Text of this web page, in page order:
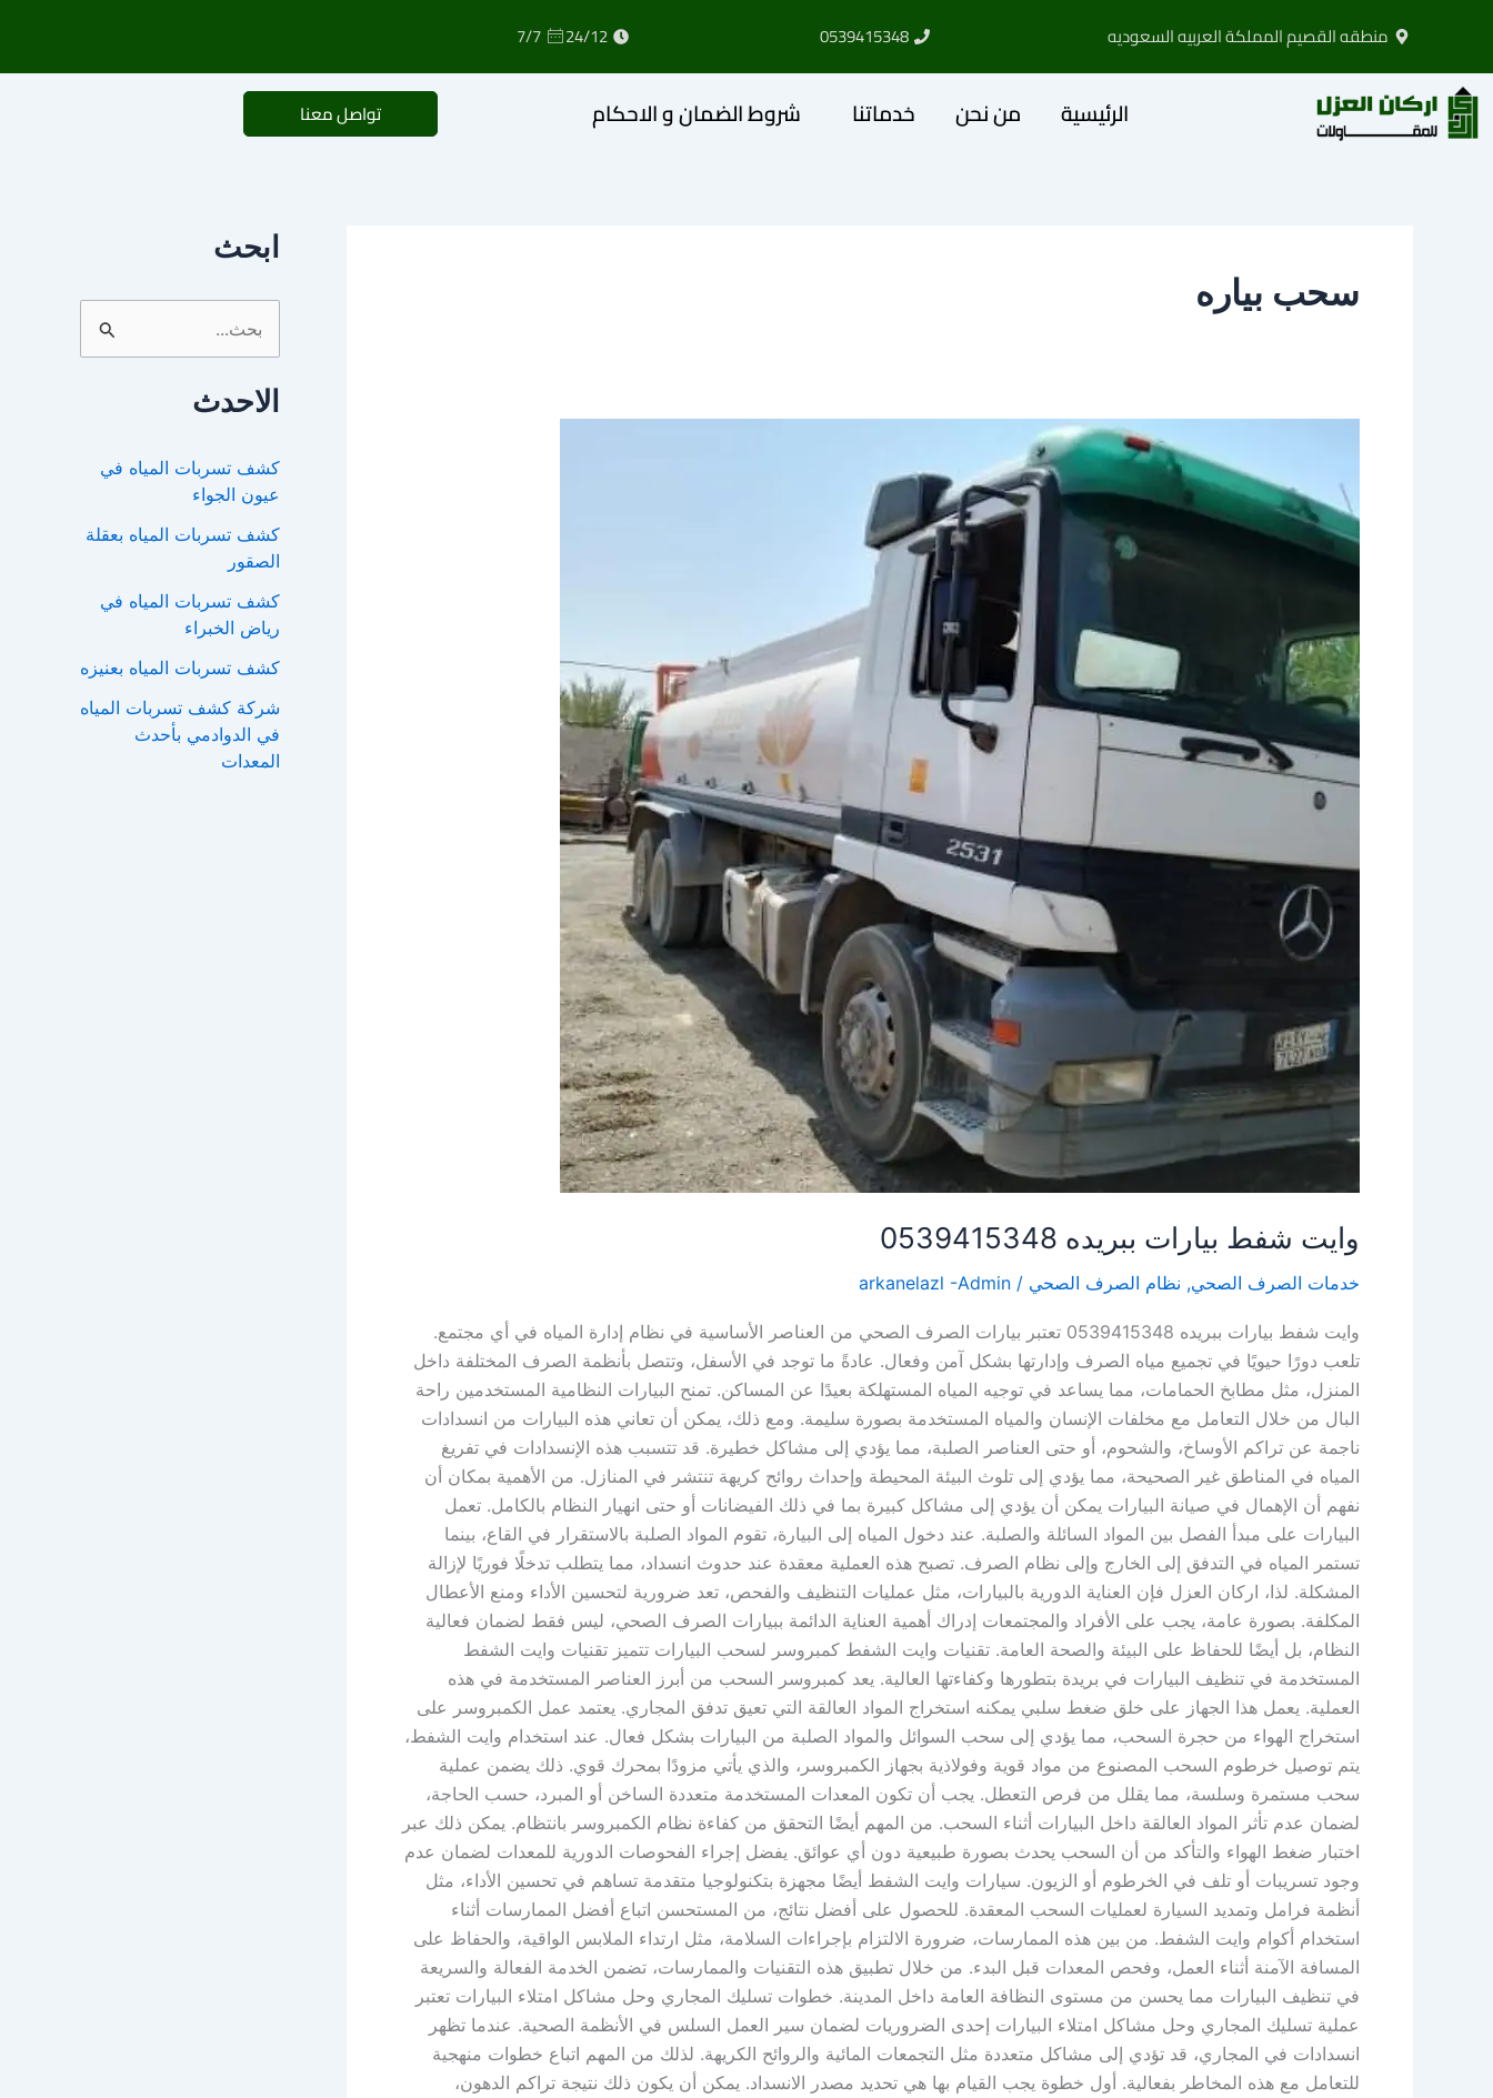
المحتوى
منطقه القصيم المملكة العربيه السعوديه 0539415348
24/12
7/7
الرئيسية من نحن خدماتنا شروط الضمان و الاحكام تواصل معنا
سحب بياره
وايت شفط بيارات ببريده 0539415348
خدمات الصرف الصحي, نظام الصرف الصحي /
arkanelazl -Admin
وايت شفط بيارات ببريده 0539415348 تعتبر بيارات الصرف الصحي من العناصر الأساسية في نظام إدارة المياه في أي مجتمع.
تلعب دورًا حيويًا في تجميع مياه الصرف وإدارتها بشكل آمن وفعال. عادةً ما توجد في الأسفل، وتتصل بأنظمة الصرف المختلفة داخل
المنزل، مثل مطابخ الحمامات، مما يساعد في توجيه المياه المستهلكة بعيدًا عن المساكن. تمنح البيارات النظامية المستخدمين راحة
البال من خلال التعامل مع مخلفات الإنسان والمياه المستخدمة بصورة سليمة. ومع ذلك، يمكن أن تعاني هذه البيارات من انسدادات
ناجمة عن تراكم الأوساخ، والشحوم، أو حتى العناصر الصلبة، مما يؤدي إلى مشاكل خطيرة. قد تتسبب هذه الإنسدادات في تفريغ
المياه في المناطق غير الصحيحة، مما يؤدي إلى تلوث البيئة المحيطة وإحداث روائح كريهة تنتشر في المنازل. من الأهمية بمكان أن
نفهم أن الإهمال في صيانة البيارات يمكن أن يؤدي إلى مشاكل كبيرة بما في ذلك الفيضانات أو حتى انهيار النظام بالكامل. تعمل
البيارات على مبدأ الفصل بين المواد السائلة والصلبة. عند دخول المياه إلى البيارة، تقوم المواد الصلبة بالاستقرار في القاع، بينما
تستمر المياه في التدفق إلى الخارج وإلى نظام الصرف. تصبح هذه العملية معقدة عند حدوث انسداد، مما يتطلب تدخلًا فوريًا لإزالة
المشكلة. لذا، اركان العزل فإن العناية الدورية بالبيارات، مثل عمليات التنظيف والفحص، تعد ضرورية لتحسين الأداء ومنع الأعطال
المكلفة. بصورة عامة، يجب على الأفراد والمجتمعات إدراك أهمية العناية الدائمة ببيارات الصرف الصحي، ليس فقط لضمان فعالية
النظام، بل أيضًا للحفاظ على البيئة والصحة العامة. تقنيات وايت الشفط كمبروسر لسحب البيارات تتميز تقنيات وايت الشفط
المستخدمة في تنظيف البيارات في بريدة بتطورها وكفاءتها العالية. يعد كمبروسر السحب من أبرز العناصر المستخدمة في هذه
العملية. يعمل هذا الجهاز على خلق ضغط سلبي يمكنه استخراج المواد العالقة التي تعيق تدفق المجاري. يعتمد عمل الكمبروسر على
استخراج الهواء من حجرة السحب، مما يؤدي إلى سحب السوائل والمواد الصلبة من البيارات بشكل فعال. عند استخدام وايت الشفط،
يتم توصيل خرطوم السحب المصنوع من مواد قوية وفولاذية بجهاز الكمبروسر، والذي يأتي مزودًا بمحرك قوي. ذلك يضمن عملية
سحب مستمرة وسلسة، مما يقلل من فرص التعطل. يجب أن تكون المعدات المستخدمة متعددة الساخن أو المبرد، حسب الحاجة،
لضمان عدم تأثر المواد العالقة داخل البيارات أثناء السحب. من المهم أيضًا التحقق من كفاءة نظام الكمبروسر بانتظام. يمكن ذلك عبر
اختبار ضغط الهواء والتأكد من أن السحب يحدث بصورة طبيعية دون أي عوائق. يفضل إجراء الفحوصات الدورية للمعدات لضمان عدم
وجود تسريبات أو تلف في الخرطوم أو الزيون. سيارات وايت الشفط أيضًا مجهزة بتكنولوجيا متقدمة تساهم في تحسين الأداء، مثل
أنظمة فرامل وتمديد السيارة لعمليات السحب المعقدة. للحصول على أفضل نتائج، من المستحسن اتباع أفضل الممارسات أثناء
استخدام أكوام وايت الشفط. من بين هذه الممارسات، ضرورة الالتزام بإجراءات السلامة، مثل ارتداء الملابس الواقية، والحفاظ على
المسافة الآمنة أثناء العمل، وفحص المعدات قبل البدء. من خلال تطبيق هذه التقنيات والممارسات، تضمن الخدمة الفعالة والسريعة
في تنظيف البيارات مما يحسن من مستوى النظافة العامة داخل المدينة. خطوات تسليك المجاري وحل مشاكل امتلاء البيارات تعتبر
عملية تسليك المجاري وحل مشاكل امتلاء البيارات إحدى الضروريات لضمان سير العمل السلس في الأنظمة الصحية. عندما تظهر
انسدادات في المجاري، قد تؤدي إلى مشاكل متعددة مثل التجمعات المائية والروائح الكريهة. لذلك من المهم اتباع خطوات منهجية
للتعامل مع هذه المخاطر بفعالية. أول خطوة يجب القيام بها هي تحديد مصدر الانسداد. يمكن أن يكون ذلك نتيجة تراكم الدهون،
بيارات
ببريده
0539415348
ابحث
ث
ن
الاحدث
كشف تسربات المياه في
عيون الجواء
كشف تسربات المياه بعقلة
الصقور
كشف تسربات المياه في
رياض الخبراء
كشف تسربات المياه بعنيزه
شركة كشف تسربات المياه
في الدوادمي بأحدث
المعدات